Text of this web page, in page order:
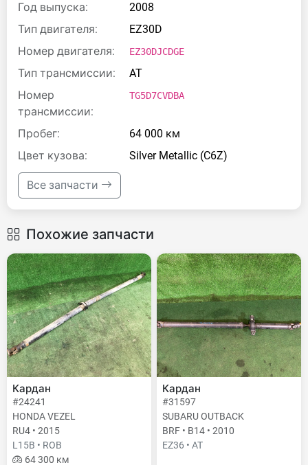
Год выпуска:
2008
Тип двигателя:
EZ30D
Номер двигателя:
EZ30DJCDGE
Тип трансмиссии:
AT
Номер
трансмиссии:
TG5D7CVDBA
Пробег:
64 000 км
Цвет кузова:
Silver Metallic (C6Z)
Все запчасти
Похожие запчасти
Кардан
#24241
HONDA VEZEL
RU4 • 2015
L15B • ROB
64 300 км
Кардан
#31597
SUBARU OUTBACK
BRF • B14 • 2010
EZ36 • AT